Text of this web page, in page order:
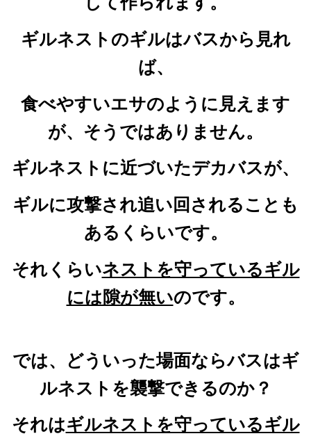
ギルネストのギルはバスから見れ
ば、
食べやすいエサのように見えます
が、そうではありません。
ギルネストに近づいたデカバスが、
ギルに攻撃され追い回されることも
あるくらいです。
それくらいネストを守っているギル
には隙が無いのです。
では、どういった場面ならバスはギ
ルネストを襲撃できるのか？
それはギルネストを守っているギル